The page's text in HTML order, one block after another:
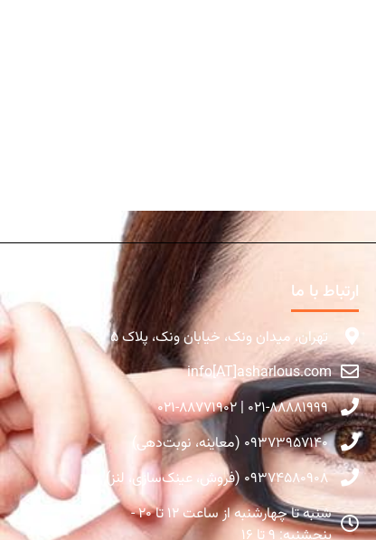
ارتباط با ما
تهران، میدان ونک، خیابان ونک، پلاک ۵
info[AT]asharlous.com
۰۲۱-۸۸۸۸۱۹۹۹ | ۰۲۱-۸۸۷۷۱۹۰۲
۰۹۳۷۳۹۵۷۱۴۰ (معاینه، نوبت‌دهی)
۰۹۳۷۴۵۸۰۹۰۸ (فروش، عینک‌سازی، لنز)
شنبه تا چهارشنبه از ساعت ۱۲ تا ۲۰ -
پنجشنبه: ۹ تا ۱۶